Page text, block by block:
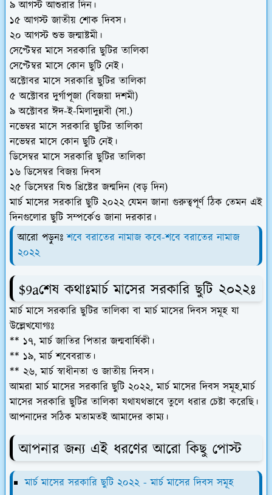
৯ আগস্ট আশুরার দিন।
১৫ আগস্ট জাতীয় শােক দিবস।
২০ আগস্ট শুভ জন্মাষ্টমী।
সেপ্টেম্বর মাসে সরকারি ছুটির তালিকা
সেপ্টেম্বর মাসে কোন ছুটি নেই।
অক্টোবর মাসে সরকারি ছুটির তালিকা
৫ অক্টোবর দুর্গাপূজা (বিজয়া দশমী)
৯ অক্টোবর ঈদ-ই-মিলাদুন্নবী (সা.)
নভেম্বর মাসে সরকারি ছুটির তালিকা
নভেম্বর মাসে কোন ছুটি নেই।
ডিসেম্বর মাসে সরকারি ছুটির তালিকা
১৬ ডিসেম্বর বিজয় দিবস
২৫ ডিসেম্বর যিশু খ্রিষ্টের জন্মদিন (বড় দিন)
মার্চ মাসের সরকারি ছুটি ২০২২ যেমন জানা গুরুত্বপূর্ণ ঠিক তেমন এই
দিনগুলোর ছুটি সম্পর্কেও জানা দরকার।
আরো পড়ুনঃশবে বরাতের নামাজ কবে-শবে বরাতের নামাজ
২০২২
$9aশেষ কথাঃমার্চ মাসের সরকারি ছুটি ২০২২ঃ
মার্চ মাসে সরকারি ছুটির তালিকা বা মার্চ মাসের দিবস সমূহ যা
উল্লেখযোগ্যঃ
** ১৭, মার্চ জাতির পিতার জন্মবার্ষিকী।
** ১৯, মার্চ শবেবরাত।
** ২৬, মার্চ স্বাধীনতা ও জাতীয় দিবস।
আমরা মার্চ মাসের সরকারি ছুটি ২০২২, মার্চ মাসের দিবস সমূহ,মার্চ
মাসের সরকারি ছুটির তালিকা যথাযথভাবে তুলে ধরার চেষ্টা করেছি।
আপনাদের সঠিক মতামতই আমাদের কাম্য।
আপনার জন্য এই ধরণের আরো কিছু পোস্ট
মার্চ মাসের সরকারি ছুটি ২০২২ - মার্চ মাসের দিবস সমূহ